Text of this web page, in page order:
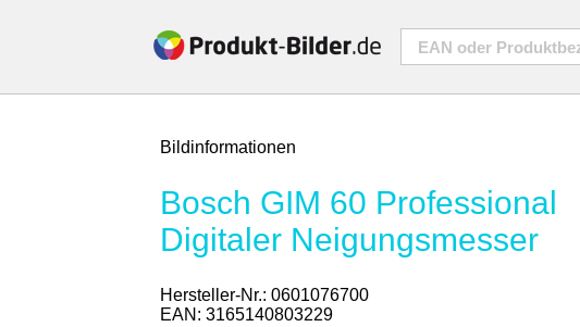
Bildinformationen
Bosch GIM 60 Professional
Digitaler Neigungsmesser
Hersteller-Nr.: 0601076700
EAN: 3165140803229